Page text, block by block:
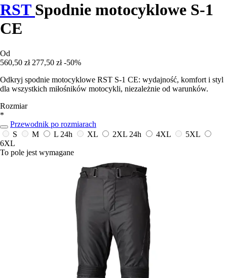
RST Spodnie motocyklowe S-1
CE
Od
560,50 zł 277,50 zł -50%
Odkryj spodnie motocyklowe RST S-1 CE: wydajność, komfort i styl
dla wszystkich miłośników motocykli, niezależnie od warunków.
Rozmiar
*
Przewodnik po rozmiarach
S
M L 24h XL 2XL 24h 4XL
5XL
6XL
To pole jest wymagane